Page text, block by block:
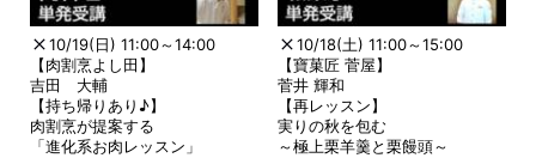
10/19(日) 11:00～14:00
【肉割烹よし田】
吉田 大輔
【持ち帰りあり♪】
肉割烹が提案する
「進化系お肉レッスン」
10/18(土) 11:00～15:00
【寶菓匠 菅屋】
菅井 輝和
【再レッスン】
実りの秋を包む
～極上栗羊羹と栗饅頭～